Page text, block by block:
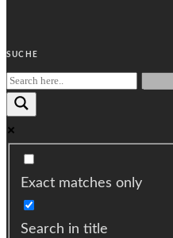
SUCHE
Exact matches only
Search in title